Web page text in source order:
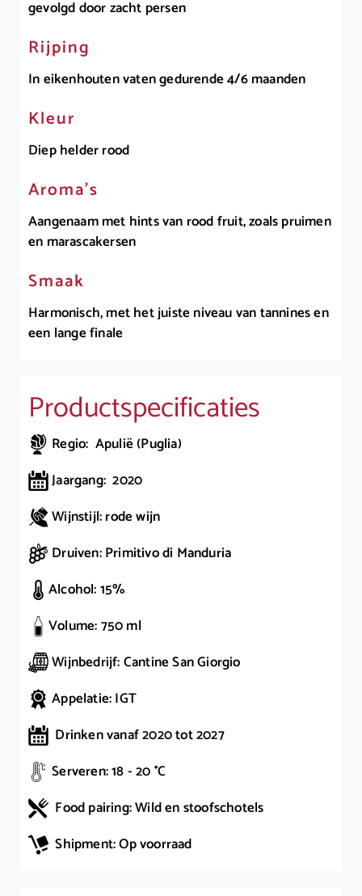
gevolgd door zacht persen
Rijping
In eikenhouten vaten gedurende 4/6 maanden
Kleur
Diep helder rood
Aroma’s
Aangenaam met hints van rood fruit, zoals pruimen
en marascakersen
Smaak
Harmonisch, met het juiste niveau van tannines en
een lange finale
Productspecificaties
Regio: Apulië (Puglia)
Jaargang: 2020
Wijnstijl: rode wijn
Druiven: Primitivo di Manduria
Alcohol: 15%
Volume: 750 ml
Wijnbedrijf: Cantine San Giorgio
Appelatie: IGT
Drinken vanaf 2020 tot 2027
Serveren: 18 - 20 °C
Food pairing: Wild en stoofschotels
Shipment: Op voorraad